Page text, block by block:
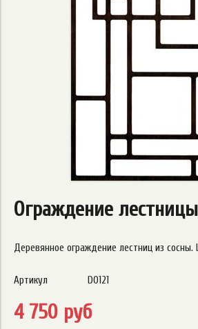
Ограждение лестницы
Деревянное ограждение лестниц из сосны.
Артикул DO121
4 750 руб